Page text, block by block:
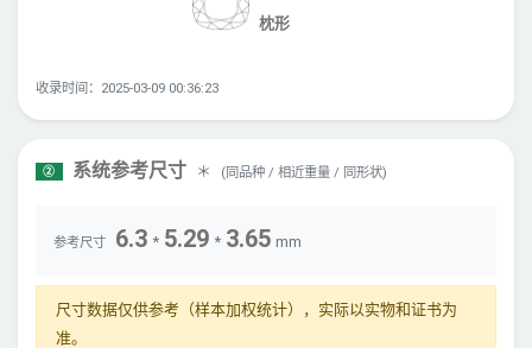
枕形
收录时间：2025-03-09 00:36:23
② 系统参考尺寸 ＊ (同品种 / 相近重量 / 同形状)
参考尺寸 6.3 * 5.29 * 3.65 mm
尺寸数据仅供参考（样本加权统计），实际以实物和证书为
准。